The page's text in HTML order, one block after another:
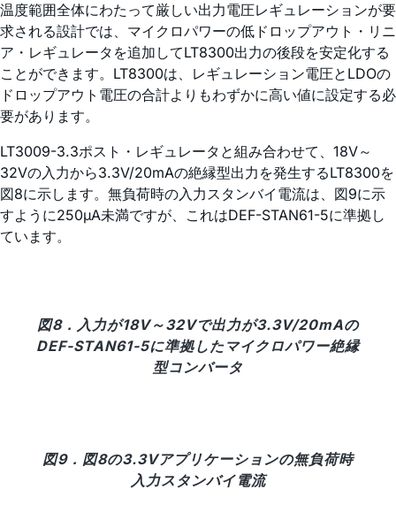
温度範囲全体にわたって厳しい出力電圧レギュレーションが要
求される設計では、マイクロパワーの低ドロップアウト・リニ
ア・レギュレータを追加してLT8300出力の後段を安定化する
ことができます。LT8300は、レギュレーション電圧とLDOの
ドロップアウト電圧の合計よりもわずかに高い値に設定する必
要があります。
LT3009-3.3ポスト・レギュレータと組み合わせて、18V～
32Vの入力から3.3V/20mAの絶縁型出力を発生するLT8300を
図8に示します。無負荷時の入力スタンバイ電流は、図9に示
すように250µA未満ですが、これはDEF-STAN61-5に準拠し
ています。
図8．入力が18V～32Vで出力が3.3V/20mAの
DEF-STAN61-5に準拠したマイクロパワー絶縁
型コンバータ
図9．図8の3.3Vアプリケーションの無負荷時
入力スタンバイ電流